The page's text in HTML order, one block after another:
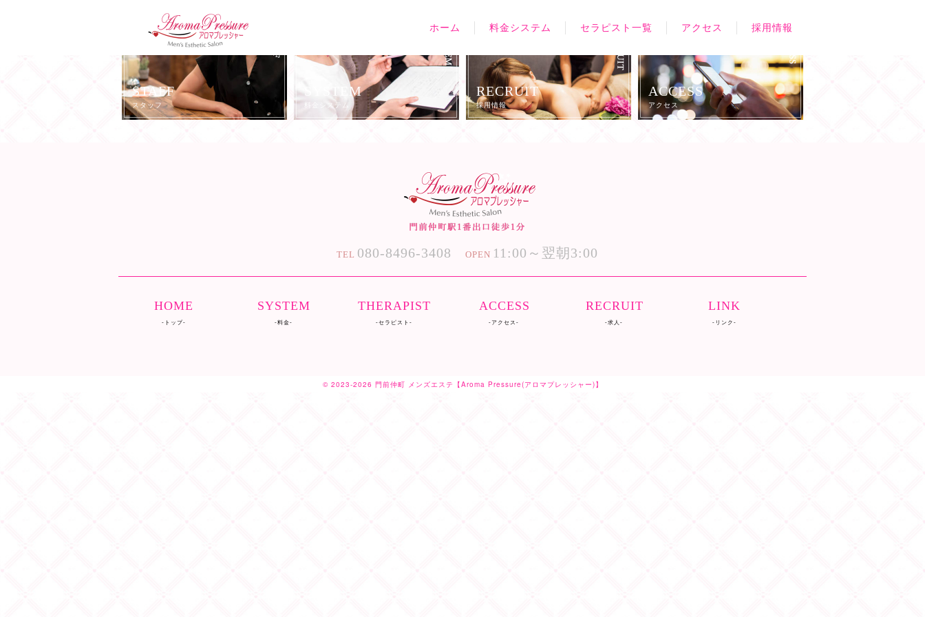
ホーム 料金システム セラピスト一覧 アクセス 採用情報
STAFF
スタッフ
SYSTEM
料金システム
RECRUIT
採用情報
ACCESS
アクセス
TEL 080-8496-3408 OPEN 11:00～翌朝3:00
HOME
-トップ-
SYSTEM
-料金-
THERAPIST
-セラピスト-
ACCESS
-アクセス-
RECRUIT
-求人-
LINK
-リンク-
© 2023-2026 門前仲町 メンズエステ【Aroma Pressure(アロマプレッシャー)】